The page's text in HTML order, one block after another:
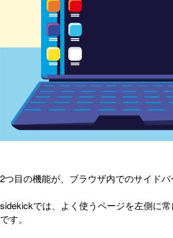
2つ目の機能が、ブラウザ内でのサイドバ
sidekickでは、よく使うページを左側に
です。